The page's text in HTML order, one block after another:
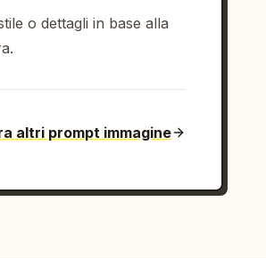
o dettagli in base alla
altri prompt immagine